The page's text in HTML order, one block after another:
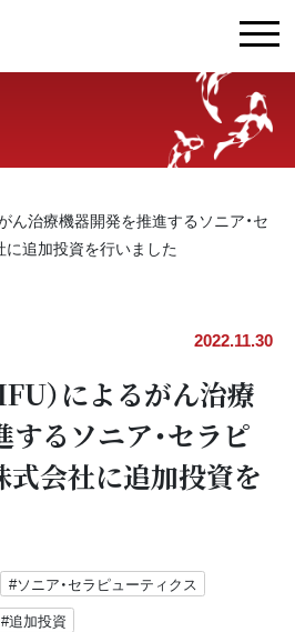
ん治療機器開発を推進するソニア・セ
追加投資を行いました
）によるがん治療
るソニア・セラピ
式会社に追加投資を
2022.11.30
#ソニア・セラピューティクス
#追加投資